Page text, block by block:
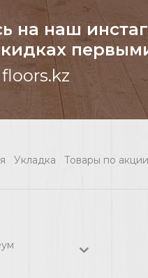
на наш
floors.kz
Укладка Товары по акции